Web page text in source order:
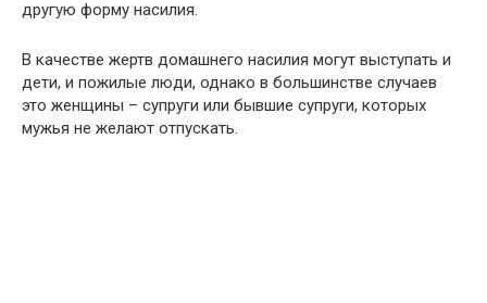
другую форму насилия.
В качестве жертв домашнего насилия могут выступать и
дети, и пожилые люди, однако в большинстве случаев
это женщины – супруги или бывшие супруги, которых
мужья не желают отпускать.